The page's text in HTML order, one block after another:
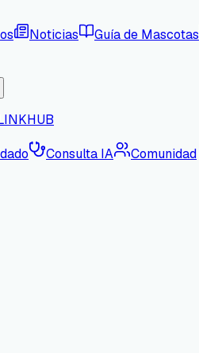
Noticias Guía de Mascotas
Consulta IA Comunidad